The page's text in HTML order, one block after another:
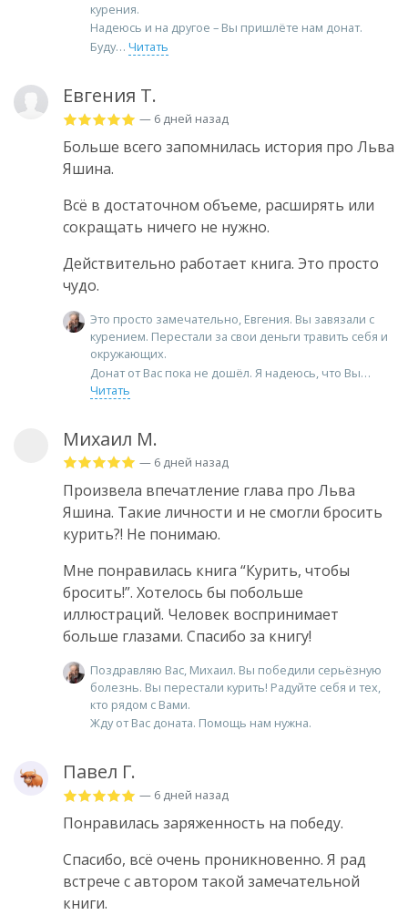
курения.
Надеюсь и на другое – Вы пришлёте нам донат.
Буду
Читать
Евгения Т.
— 6 дней назад
Больше всего запомнилась история про Льва
Яшина.
Всё в достаточном объеме, расширять или
сокращать ничего не нужно.
Действительно работает книга. Это просто
чудо.
Это просто замечательно, Евгения. Вы завязали с
курением. Перестали за свои деньги травить себя и
окружающих.
Донат от Вас пока не дошёл. Я надеюсь, что Вы
Читать
Михаил М.
— 6 дней назад
Произвела впечатление глава про Льва
Яшина. Такие личности и не смогли бросить
курить?! Не понимаю.
Мне понравилась книга “Курить, чтобы
бросить!”. Хотелось бы побольше
иллюстраций. Человек воспринимает
больше глазами. Спасибо за книгу!
Поздравляю Вас, Михаил. Вы победили серьёзную
болезнь. Вы перестали курить! Радуйте себя и тех,
кто рядом с Вами.
Жду от Вас доната. Помощь нам нужна.
Павел Г.
— 6 дней назад
Понравилась заряженность на победу.
Спасибо, всё очень проникновенно. Я рад
встрече с автором такой замечательной
книги.